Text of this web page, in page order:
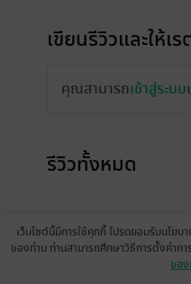
เขียนรีวิวและให้เ
คุณสามารถเข้าสู่ระบบ
รีวิวทั้งหมด
เว็บไซต์นี้มีการใช้คุกกี้ โปรดยอมรับนโย
ของท่าน ท่านสามารถศึกษาวิธีการตั้งค่าก
ของ